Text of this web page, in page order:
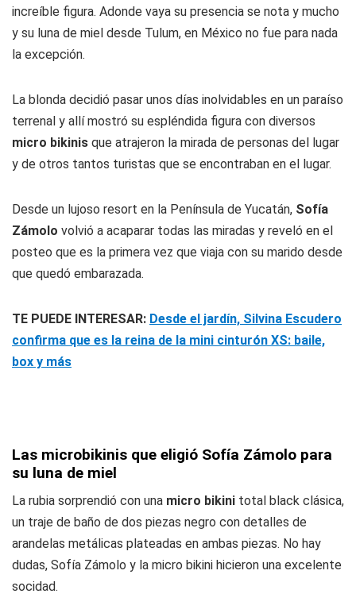
increíble figura. Adonde vaya su presencia se nota y mucho
y su luna de miel desde Tulum, en México no fue para nada
la excepción.
La blonda decidió pasar unos días inolvidables en un paraíso
terrenal y allí mostró su espléndida figura con diversos
micro bikinis que atrajeron la mirada de personas del lugar
y de otros tantos turistas que se encontraban en el lugar.
Desde un lujoso resort en la Península de Yucatán, Sofía
Zámolo volvió a acaparar todas las miradas y reveló en el
posteo que es la primera vez que viaja con su marido desde
que quedó embarazada.
TE PUEDE INTERESAR: Desde el jardín, Silvina Escudero
confirma que es la reina de la mini cinturón XS: baile,
box y más
Las microbikinis que eligió Sofía Zámolo para
su luna de miel
La rubia sorprendió con una micro bikini total black clásica,
un traje de baño de dos piezas negro con detalles de
arandelas metálicas plateadas en ambas piezas. No hay
dudas, Sofía Zámolo y la micro bikini hicieron una excelente
socidad.